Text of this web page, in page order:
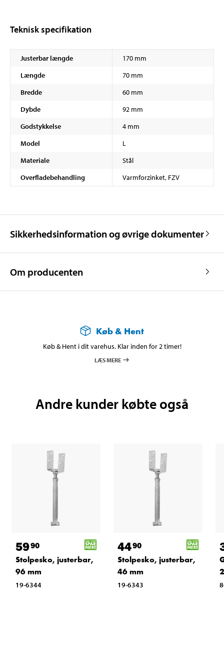
Teknisk specifikation
Justerbar længde
170 mm
Længde
70 mm
Bredde
60 mm
Dybde
92 mm
Godstykkelse
4 mm
Model
L
Materiale
Stål
Overfladebehandling
Varmforzinket, FZV
Sikkerhedsinformation og øvrige dokumenter
Om producenten
Køb & Hent
Køb & Hent i dit varehus. Klar inden for 2 timer!
LÆS MERE
Andre kunder købte også
5990
Stolpesko, justerbar,
96 mm
19-6344
4490
Stolpesko, justerbar,
46 mm
19-6343